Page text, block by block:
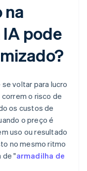
na
pode
voltar para lucro
o risco de
os custos de
o preço é
uso ou resultado
no mesmo ritmo
de "armadilha de